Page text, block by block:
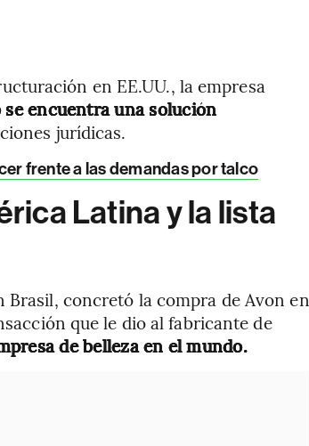
en EE.UU., la empresa
encuentra una solución
jurídicas.
frente a las demandas por talco
Latina y la lista
Brasil, concretó la compra de Avon en
que le dio al fabricante de
de belleza en el mundo.